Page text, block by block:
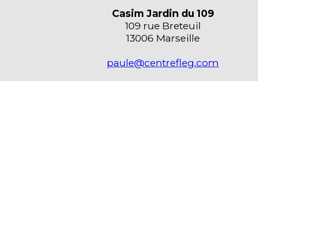
Casim Jardin du 109
109 rue Breteuil
13006 Marseille
paule@centrefleg.com